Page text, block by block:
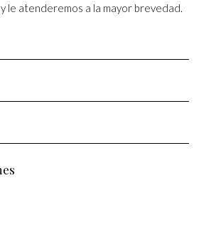
y le atenderemos a la mayor brevedad.